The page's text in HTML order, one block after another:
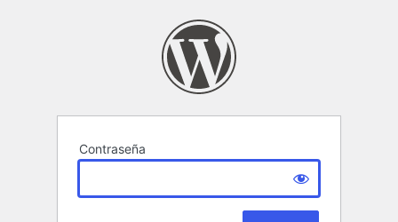
Contraseña